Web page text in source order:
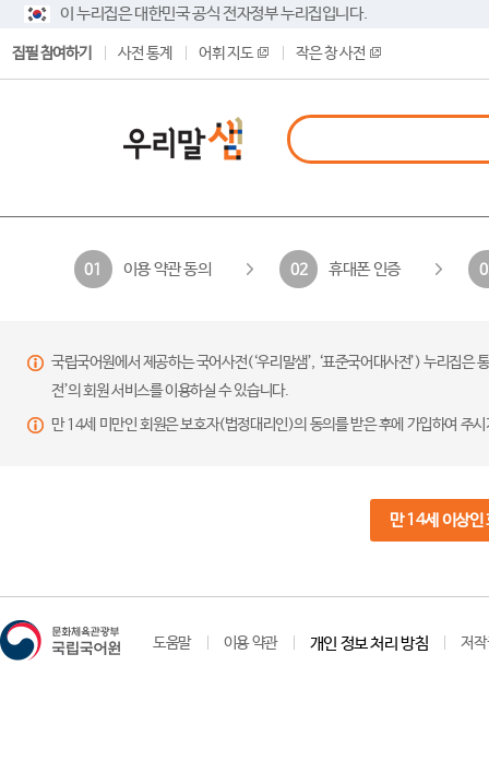
이 누리집은 대한민국 공식 전자정부 누리집입니다.
집필 참여하기 사전 통계 어휘 지도 작은 창 사전
01 이용 약관 동의 02 휴대폰 인증
국립국어원에서 제공하는 국어사전(‘우리말샘’, ‘표준국어대사전’) 누리집
전’의 회원 서비스를 이용하실 수 있습니다.
만 14세 미만인 회원은 보호자(법정대리인)의 동의를 받은 후에 가입하여 주
만 14세 이상인
도움말 이용 약관 개인 정보 처리 방침 저